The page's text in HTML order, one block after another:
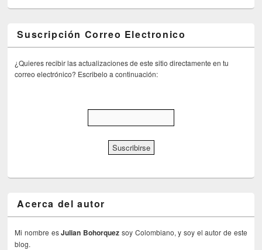
Suscripción Correo Electronico
¿Quieres recibir las actualizaciones de este sitio directamente en tu
correo electrónico? Escribelo a continuación:
Acerca del autor
Mi nombre esJulian Bohorquez soy Colombiano, y soy el autor de este
blog.